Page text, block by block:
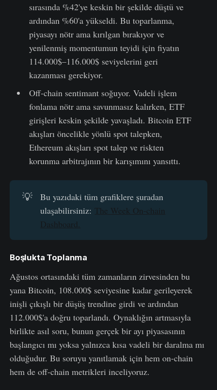
sırasında %42'ye keskin bir şekilde düştü ve
ardından %60'a yükseldi. Bu toparlanma,
piyasayı nötr ama kırılgan bırakıyor ve
yenilenmiş momentumun teyidi için fiyatın
114.000$–116.000$ seviyelerini geri
kazanması gerekiyor.
Off-chain sentimant soğuyor. Vadeli işlem
fonlama nötr ama savunmasız kalırken, ETF
girişleri keskin şekilde yavaşladı. Bitcoin ETF
akışları öncelikle yönlü spot talepken,
Ethereum akışları spot talep ve riskten
korunma arbitrajının bir karışımını yansıttı.
💡
Bu yazıdaki tüm grafiklere şuradan
ulaşabilirsiniz: The Week On-chain
Dashboard.
Boşlukta Toplanma
Ağustos ortasındaki tüm zamanların zirvesinden bu
yana Bitcoin, 108.000$ seviyesine kadar gerileyerek
inişli çıkışlı bir düşüş trendine girdi ve ardından
112.000$'a doğru toparlandı. Oynaklığın artmasıyla
birlikte asıl soru, bunun gerçek bir ayı piyasasının
başlangıcı mı yoksa yalnızca kısa vadeli bir daralma mı
olduğudur. Bu soruyu yanıtlamak için hem on-chain
hem de off-chain metrikleri inceliyoruz.